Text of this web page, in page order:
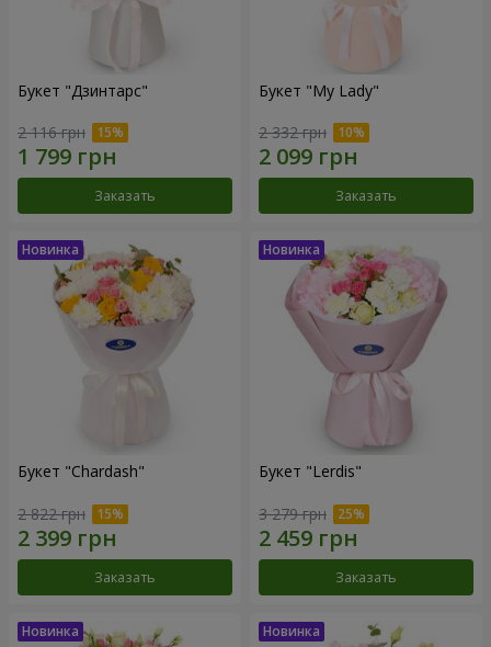
Букет "Дзинтарс"
2 116 грн
Заказать
Букет "My Lady"
2 332 грн
Заказать
Букет "Chardash"
2 822 грн
Заказать
Букет "Lerdis"
3 279 грн
Заказать